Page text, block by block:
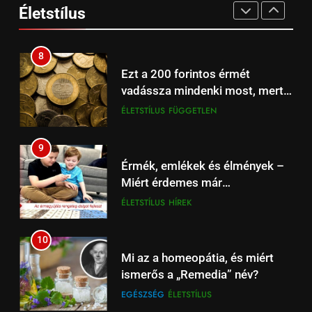
Spíler1 TV 21:00-tól élőben
17
Beharangozó: Fulham –
Liverpool Premier League
focimeccs ma az Aréna 4 TV-n
ÉLŐ FÜGGETLEN
18
Liverpool – Leeds: Újévi Premier
League rangadó – Szoboszlai
és Kerkez is a fókuszban
HÍREK SPORT
19
Tottenham – Liverpool
focimeccs: rangadó Londonban
– Spíler1 TV élőben 18:30-tól
SPÍLER1 TV SPORT
Életstílus
8
Ezt a 200 forintos érmét
vadássza mindenki most, mert
sokszorosát éri (+videó)
ÉLETSTÍLUS FÜGGETLEN
9
Érmék, emlékek és élmények –
Miért érdemes már
gyermekkortól foglalkozni a
ÉLETSTÍLUS HÍREK
10
Mi az a homeopátia, és miért
ismerős a „Remedia” név?
EGÉSZSÉG ÉLETSTÍLUS